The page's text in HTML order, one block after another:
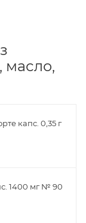
масло,
капс. 0,35 г
1400 мг № 90